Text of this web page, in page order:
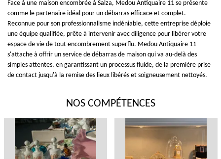
Face à une maison encombrée à Salza, Medou Antiquaire 11 se présente
comme le partenaire idéal pour un débarras efficace et complet.
Reconnue pour son professionnalisme indéniable, cette entreprise déploie
une équipe qualifiée, prête à intervenir avec diligence pour libérer votre
espace de vie de tout encombrement superflu. Medou Antiquaire 11
s'attache à offrir un service de débarras de maison qui va au-delà des
simples attentes, en garantissant un processus fluide, de la première prise
de contact jusqu'à la remise des lieux libérés et soigneusement nettoyés.
NOS COMPÉTENCES